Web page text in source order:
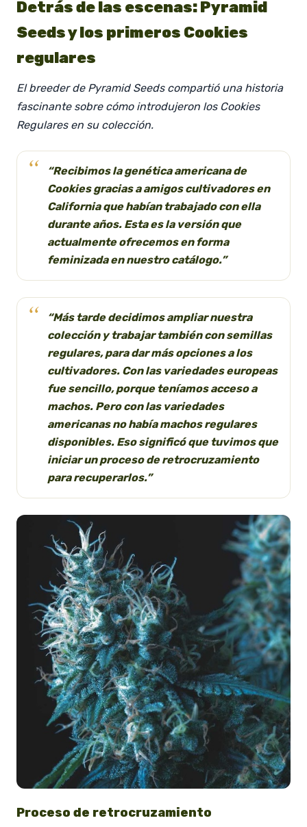
Detrás de las escenas: Pyramid
Seeds y los primeros Cookies
regulares
El breeder de Pyramid Seeds compartió una historia
fascinante sobre cómo introdujeron los Cookies
Regulares en su colección.
“Recibimos la genética americana de
Cookies gracias a amigos cultivadores en
California que habían trabajado con ella
durante años. Esta es la versión que
actualmente ofrecemos en forma
feminizada en nuestro catálogo.”
“Más tarde decidimos ampliar nuestra
colección y trabajar también con semillas
regulares, para dar más opciones a los
cultivadores. Con las variedades europeas
fue sencillo, porque teníamos acceso a
machos. Pero con las variedades
americanas no había machos regulares
disponibles. Eso significó que tuvimos que
iniciar un proceso de retrocruzamiento
para recuperarlos.”
Proceso de retrocruzamiento